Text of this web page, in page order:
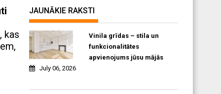
kas
JAUNĀKIE RAKSTI
Vinila grīdas – stila un
funkcionalitātes
apvienojums jūsu mājās
July 06, 2026